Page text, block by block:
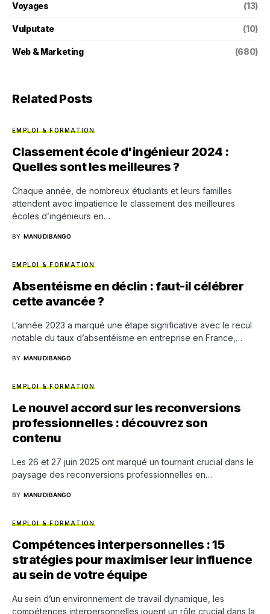
Voyages (13)
Vulputate (10)
Web & Marketing (680)
Related Posts
EMPLOI & FORMATION
Classement école d'ingénieur 2024 :
Quelles sont les meilleures ?
Chaque année, de nombreux étudiants et leurs familles
attendent avec impatience le classement des meilleures
écoles d’ingénieurs en…
BY MANU DIBANGO
EMPLOI & FORMATION
Absentéisme en déclin : faut-il célébrer
cette avancée ?
L’année 2023 a marqué une étape significative avec le recul
notable du taux d’absentéisme en entreprise en France,…
BY MANU DIBANGO
EMPLOI & FORMATION
Le nouvel accord sur les reconversions
professionnelles : découvrez son
contenu
Les 26 et 27 juin 2025 ont marqué un tournant crucial dans le
paysage des reconversions professionnelles en…
BY MANU DIBANGO
EMPLOI & FORMATION
Compétences interpersonnelles : 15
stratégies pour maximiser leur influence
au sein de votre équipe
Au sein d’un environnement de travail dynamique, les
compétences interpersonnelles jouent un rôle crucial dans la